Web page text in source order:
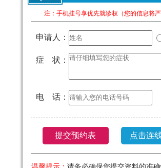
注：手机挂号享优先就诊权（您的信息将严
申请人：
症 状：
电 话：